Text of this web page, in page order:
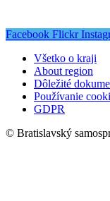
Facebook Flickr
Všetko o kraji
About region
Dôležité
Používanie
GDPR
© Bratislavský